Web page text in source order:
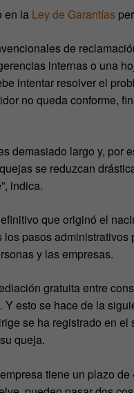
en la Ley de Garantías
de
internas o una
intentar resolver el
no queda conforme,
demasiado largo y, por
se reduzcan
indica.
que originó el
pasos
y las empresas.
gratuita entre
Y esto se hace de la
se ha registrado en
queja.
tiene un plazo